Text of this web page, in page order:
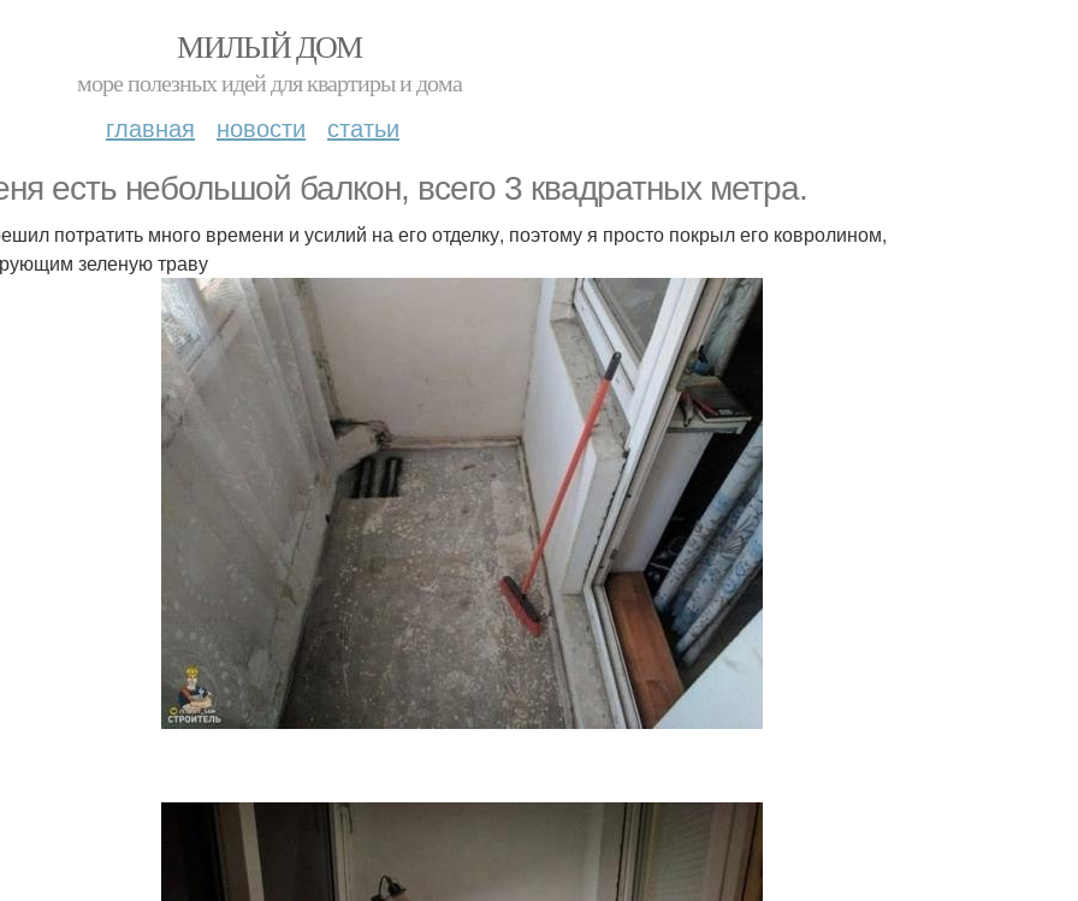
МИЛЫЙ ДОМ
море полезных идей для квартиры и дома
главная новости статьи
есть небольшой балкон, всего 3 квадратных метра.
потратить много времени и усилий на его отделку, поэтому я просто покрыл его ковролином,
зеленую траву